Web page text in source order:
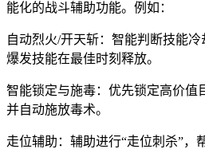
能化的战斗辅助功能。例如：
自动烈火/开天斩：智能判断技能
爆发技能在最佳时刻释放。
智能锁定与施毒：优先锁定高价值
并自动施放毒术。
走位辅助：辅助进行“走位刺杀”，